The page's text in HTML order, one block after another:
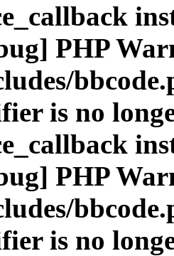
PHP
is no
PHP
is no